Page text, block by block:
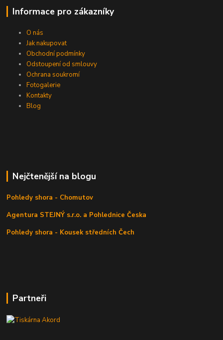
Informace pro zákazníky
O nás
Jak nakupovat
Obchodní podmínky
Odstoupení od smlouvy
Ochrana soukromí
Fotogalerie
Kontakty
Blog
Nejčtenější na blogu
Pohledy shora - Chomutov
Agentura STEJNÝ s.r.o. a Pohlednice Česka
Pohledy shora - Kousek středních Čech
Partneři